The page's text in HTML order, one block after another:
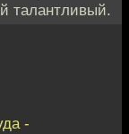
талантливый.
-